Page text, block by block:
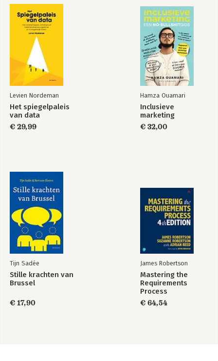
Effectieve AI-
prompts voor een
marketingstrategie
die werkt
Handboek Online
Marketing deel 8 -
met tools,
templates,
oefenomgeving,
expertcases
#HOM8
Bekijk alle boeken
Levien Nordeman
Het spiegelpaleis
van data
€ 29,99
Hamza Ouamari
Inclusieve
marketing
€ 32,00
Tijn Sadée
Stille krachten van
Brussel
€ 17,90
James Robertson
Mastering the
Requirements
Process
€ 64,54